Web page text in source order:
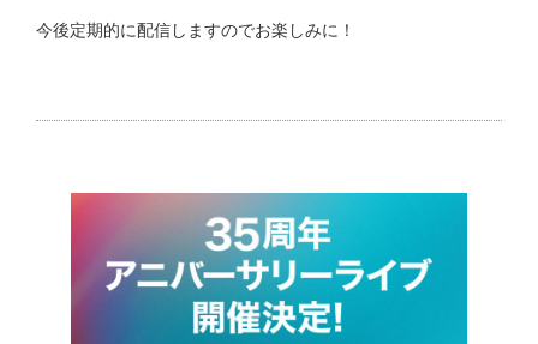
今後定期的に配信しますのでお楽しみに！